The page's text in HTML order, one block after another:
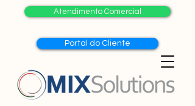
Atendimento Comercial
Portal do Cliente